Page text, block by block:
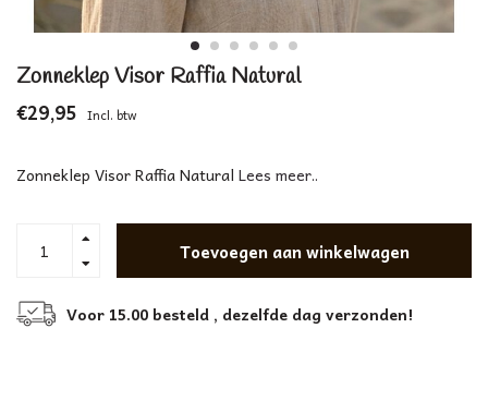
Zonneklep Visor Raffia Natural
€29,95 Incl. btw
Zonneklep Visor Raffia Natural Lees meer..
Toevoegen aan winkelwagen
Voor 15.00 besteld , dezelfde dag verzonden!